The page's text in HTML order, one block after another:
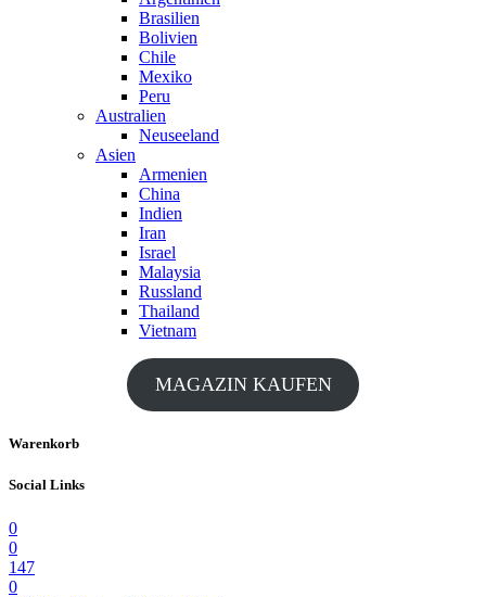
Brasilien
Bolivien
Chile
Mexiko
Peru
Australien
Neuseeland
Asien
Armenien
China
Indien
Iran
Israel
Malaysia
Russland
Thailand
Vietnam
MAGAZIN KAUFEN
Warenkorb
Social Links
0
0
147
0